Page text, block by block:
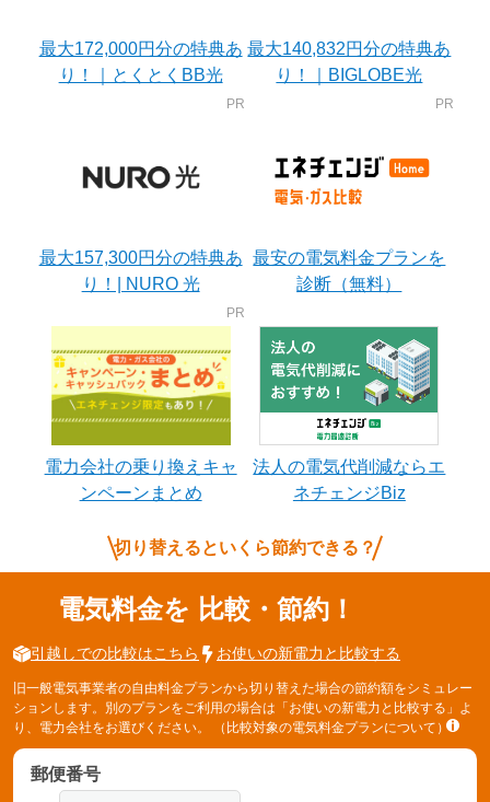
最大172,000円分の特典あ
り！｜とくとくBB光
最大140,832円分の特典あ
り！｜BIGLOBE光
最大157,300円分の特典あ
り！| NURO 光
最安の電気料金プランを
診断（無料）
電力会社の乗り換えキャ
ンペーンまとめ
法人の電気代削減ならエ
ネチェンジBiz
切り替えるといくら節約できる？
電気料金を 比較・節約！
引越しでの比較はこちら お使いの新電力と比較する
旧一般電気事業者の自由料金プランから切り替えた場合の節約額をシミュレー
ションします。別のプランをご利用の場合は「お使いの新電力と比較する」よ
り、電力会社をお選びください。
（比較対象の電気料金プランについて）
郵便番号